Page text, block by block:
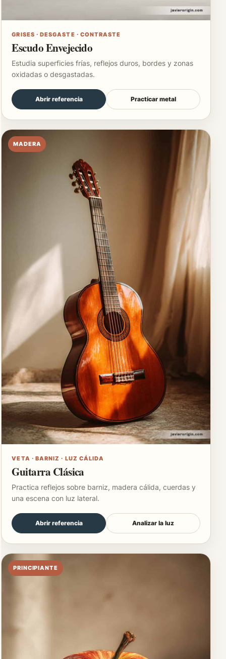
GRISES · DESGASTE · CONTRASTE
Escudo Envejecido
Estudia superficies frías, reflejos duros, bordes y zonas
oxidadas o desgastadas.
Abrir referencia Practicar metal
MADERA
VETA · BARNIZ · LUZ CÁLIDA
Guitarra Clásica
Practica reflejos sobre barniz, madera cálida, cuerdas y
una escena con luz lateral.
Abrir referencia Analizar la luz
PRINCIPIANTE